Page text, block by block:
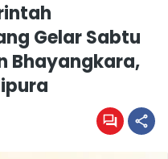
Gelar Sabtu
Bhayangkara,